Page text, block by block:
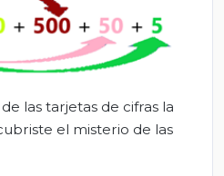
las tarjetas de cifras la
el misterio de las